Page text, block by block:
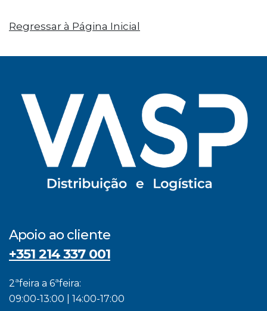
Regressar à Página Inicial
Apoio ao cliente
+351 214 337 001
2ªfeira a 6ªfeira:
09:00-13:00 | 14:00-17:00